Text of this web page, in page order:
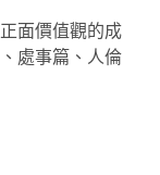
面價值觀的成
處事篇、人倫